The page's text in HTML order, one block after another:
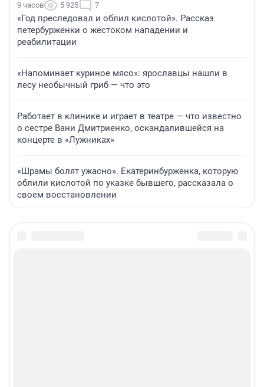
9 часов 5 925 7
«Год преследовал и облил кислотой». Рассказ
петербурженки о жестоком нападении и
реабилитации
«Напоминает куриное мясо»: ярославцы нашли в
лесу необычный гриб — что это
Работает в клинике и играет в театре — что известно
о сестре Вани Дмитриенко, оскандалившейся на
концерте в «Лужниках»
«Шрамы болят ужасно». Екатеринбурженка, которую
облили кислотой по указке бывшего, рассказала о
своем восстановлении